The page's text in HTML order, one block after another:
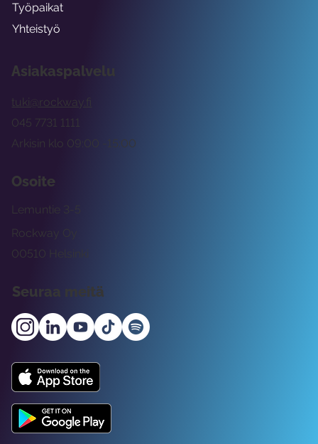
Asiakaspalvelu
tuki@rockway.fi
Arkisin klo 09:00 -15:00
045 7731 1111
Osoite
Rockway Oy
Lemuntie 3-5
00510 Helsinki
Seuraa meitä
Työpaikat
Yhteistyö